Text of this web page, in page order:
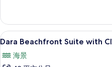
有
相
片
Room
(Twin
Bed)
View
顯
Dara
7
Dara Beachfront Suite with
海景